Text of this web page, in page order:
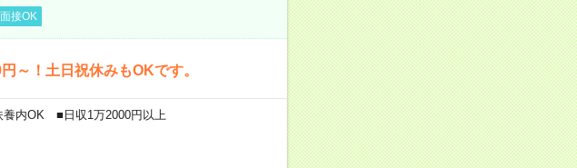
接OK
！土日祝休みもOKです。
内OK ■日収1万2000円以上